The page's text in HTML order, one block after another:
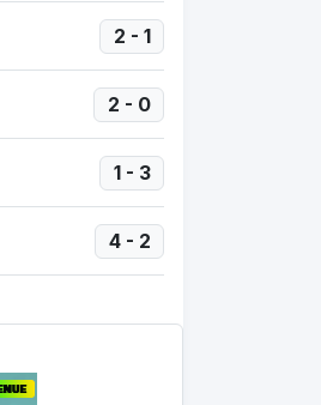
2 - 1
2 - 0
1 - 3
4 - 2